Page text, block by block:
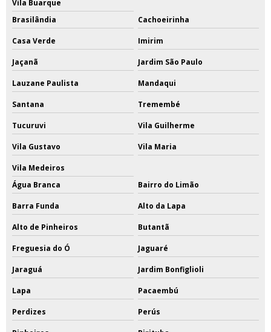
Vila Buarque
Brasilândia
Cachoeirinha
Casa Verde Imirim
Jaçanã Jardim São Paulo
Lauzane Paulista Mandaqui
Santana Tremembé
Tucuruvi Vila Guilherme
Vila Gustavo Vila Maria
Vila Medeiros
Água Branca
Bairro do Limão
Barra Funda Alto da Lapa
Alto de Pinheiros Butantã
Freguesia do Ó Jaguaré
Jaraguá Jardim Bonfiglioli
Lapa Pacaembú
Perdizes Perús